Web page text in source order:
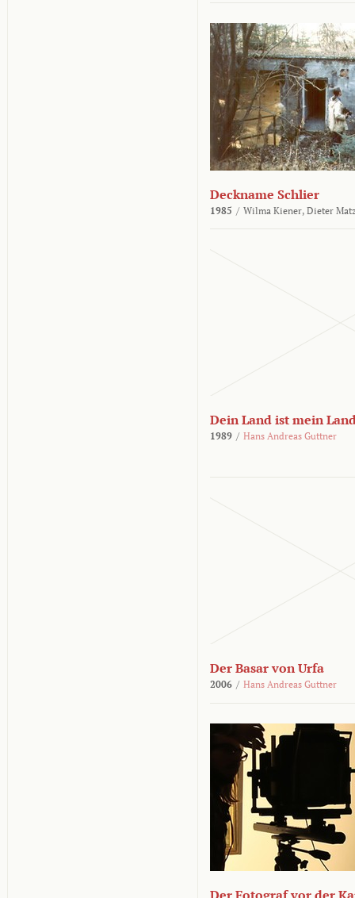
Deckname Schlier
1985 / Wilma Kiener, Dieter
Dein Land ist mein
1989 / Hans Andreas Guttner
Der Basar von Urfa
2006 / Hans Andreas Guttner